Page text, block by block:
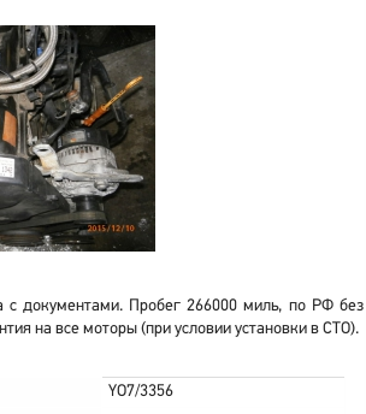
с документами. Пробег 266000 миль, по РФ без
на все моторы (при условии установки в СТО).
YO7/3356